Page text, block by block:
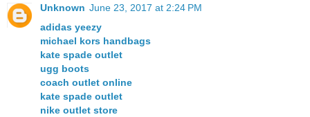
Unknown June 23, 2017 at 2:24 PM
adidas yeezy
michael kors handbags
kate spade outlet
ugg boots
coach outlet online
kate spade outlet
nike outlet store